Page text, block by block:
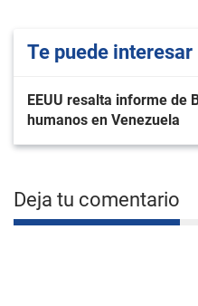
Te puede interesar
EEUU resalta informe de
humanos en Venezuela
Deja tu comentario